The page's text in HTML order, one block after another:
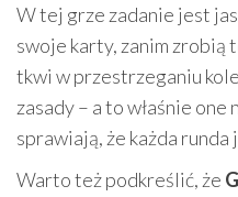
W tej grze zadanie jest
swoje karty, zanim zrobią
tkwi w przestrzeganiu
zasady – a to właśnie
sprawiają, że każda runda
Warto też podkreślić, że